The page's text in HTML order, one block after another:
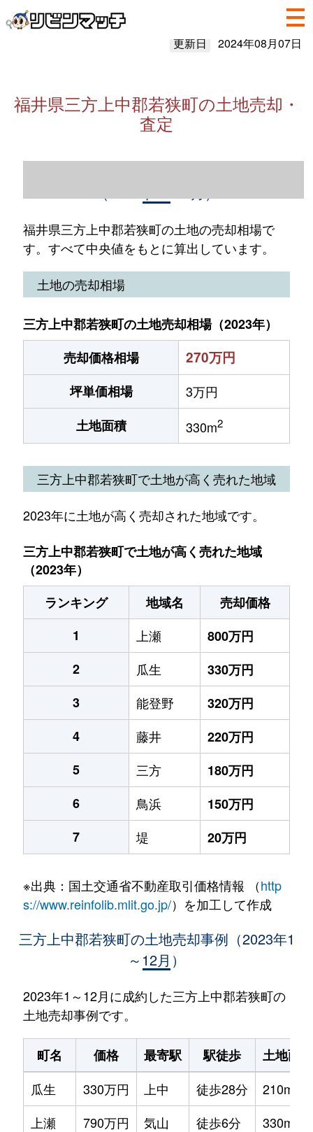
更新日 2024年08月07日
福井県三方上中郡若狭町の土地売却・
査定
福井県三方上中郡若狭町の土地の売却相場で
す。すべて中央値をもとに算出しています。
土地の売却相場
三方上中郡若狭町の土地売却相場（2023年）
売却価格相場
270万円
坪単価相場
3万円
土地面積
330m2
三方上中郡若狭町で土地が高く売れた地域
2023年に土地が高く売却された地域です。
三方上中郡若狭町で土地が高く売れた地域
（2023年）
ランキング
地域名
売却価格
1
上瀬
800万円
2
瓜生
330万円
3
能登野
320万円
4
藤井
220万円
5
三方
180万円
6
鳥浜
150万円
7
堤 20万円
※出典：国土交通省不動産取引価格情報 （http
s://www.reinfolib.mlit.go.jp/）を加工して作成
三方上中郡若狭町の土地売却事例（2023年1
～12月）
2023年1～12月に成約した三方上中郡若狭町の
土地売却事例です。
町名 価格 最寄駅 駅徒歩
土地面積
瓜生
330万円 上中 徒歩28分
210m²
上瀬
790万円 気山 徒歩6分
330m²